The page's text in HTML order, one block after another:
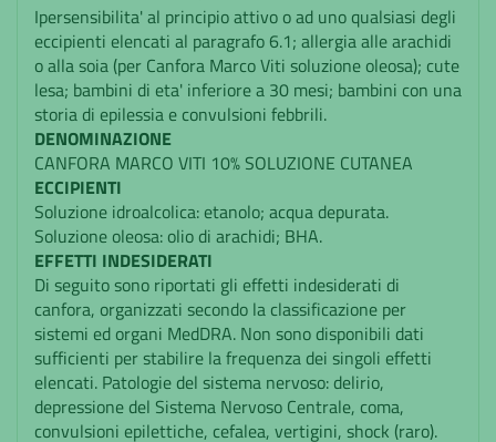
Ipersensibilita' al principio attivo o ad uno qualsiasi degli
eccipienti elencati al paragrafo 6.1; allergia alle arachidi
o alla soia (per Canfora Marco Viti soluzione oleosa); cute
lesa; bambini di eta' inferiore a 30 mesi; bambini con una
storia di epilessia e convulsioni febbrili.
DENOMINAZIONE
CANFORA MARCO VITI 10% SOLUZIONE CUTANEA
ECCIPIENTI
Soluzione idroalcolica: etanolo; acqua depurata.
Soluzione oleosa: olio di arachidi; BHA.
EFFETTI INDESIDERATI
Di seguito sono riportati gli effetti indesiderati di
canfora, organizzati secondo la classificazione per
sistemi ed organi MedDRA. Non sono disponibili dati
sufficienti per stabilire la frequenza dei singoli effetti
elencati. Patologie del sistema nervoso: delirio,
depressione del Sistema Nervoso Centrale, coma,
convulsioni epilettiche, cefalea, vertigini, shock (raro).